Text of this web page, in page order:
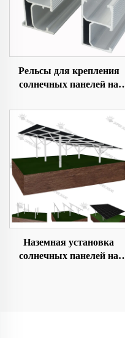
Рельсы для крепления
солнечных панелей на
Наземная установка
солнечных панелей на